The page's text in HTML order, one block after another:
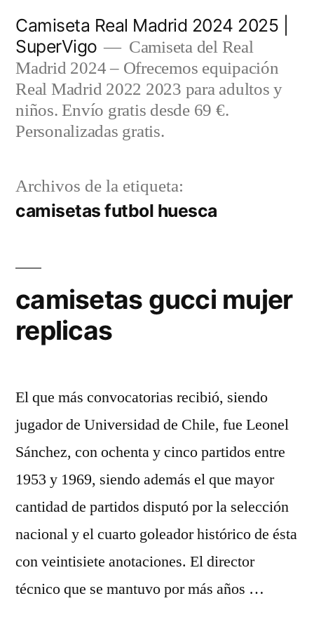
contenido
Camiseta Real Madrid 2024 2025 |
SuperVigo
Camiseta del Real
Madrid 2024 – Ofrecemos equipación
Real Madrid 2022 2023 para adultos y
niños. Envío gratis desde 69 €.
Personalizadas gratis.
Archivos de la etiqueta:
camisetas futbol huesca
camisetas gucci mujer
replicas
El que más convocatorias recibió, siendo
jugador de Universidad de Chile, fue Leonel
Sánchez, con ochenta y cinco partidos entre
1953 y 1969, siendo además el que mayor
cantidad de partidos disputó por la selección
nacional y el cuarto goleador histórico de ésta
con veintisiete anotaciones. El director
técnico que se mantuvo por más años …